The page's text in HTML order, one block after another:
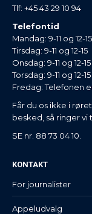
Tlf: +45 43 29 10 94
Telefontid
Mandag: 9-11 og 12-15
Tirsdag: 9-11 og 12-15
Onsdag: 9-11 og 12-15
Torsdag: 9-11 og 12-15
Fredag: Telefonen
Får du os ikke i
besked, så ringer vi
SE nr. 88 73 04 10.
KONTAKT
For journalister
Appeludvalg